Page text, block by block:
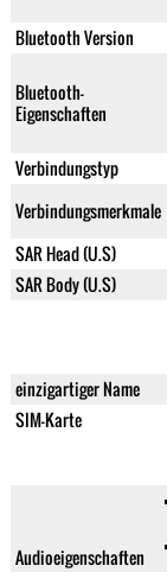
Bluetooth Version
Bluetooth-
Eigenschaften
Verbindungstyp
Verbindungsmerkmale
SAR Head (U.S)
SAR Body (U.S)
einzigartiger Name
SIM-Karte
Audioeigenschaften